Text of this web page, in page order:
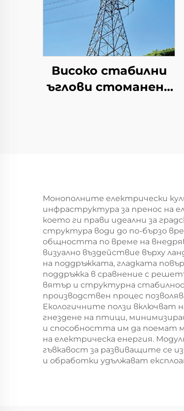
Високо стабилни
ъглови стоманени
Монополните електрически
инфраструктура за пренос на
което ги прави идеални за
структура води до по-бързо
общността по време на
визуално въздействие върху
на поддръжката, гладката
поддръжка в сравнение с
вятър и структурна
производствен процес
Екологичните ползи включват
гнездене на птици,
и способността им да поемат
на електрическа енергия.
гъвкавост за развиващите се
и обработки удължават